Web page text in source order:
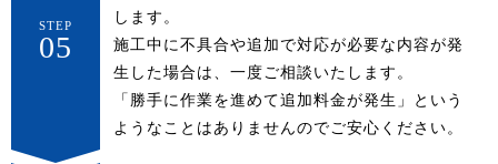
STEP
05
します。
施工中に不具合や追加で対応が必要な内容が発
生した場合は、一度ご相談いたします。
「勝手に作業を進めて追加料金が発生」という
ようなことはありませんのでご安心ください。